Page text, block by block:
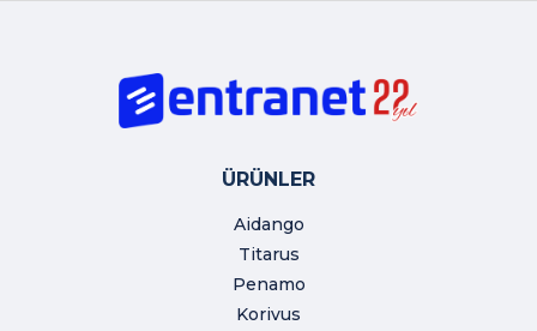
ÜRÜNLER
Aidango
Titarus
Penamo
Korivus